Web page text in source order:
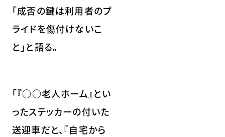
「成否の鍵は利用者のプ
ライドを傷付けないこ
と」と語る。
「『○○老人ホーム』とい
ったステッカーの付いた
送迎車だと、『自宅から